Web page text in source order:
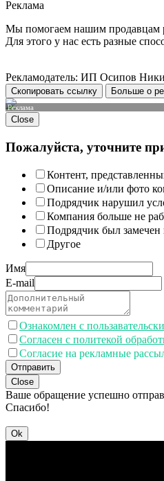
Реклама
Мы помогаем нашим продавцам
Для этого у нас есть разные
Рекламодатель: ИП Осипов
Скопировать ссылку Больше о
Реклама
Close
Пожалуйста, уточните
Контент,
Описание и/или фото
Подрядчик нарушил
Компания больше не
Подрядчик был
Другое
Имя
E-mail
Ознакомлен с
Согласен с политекой
Согласие на рекламные
Отправить
Close
Ваше обращение успешно
Спасибо!
Ok